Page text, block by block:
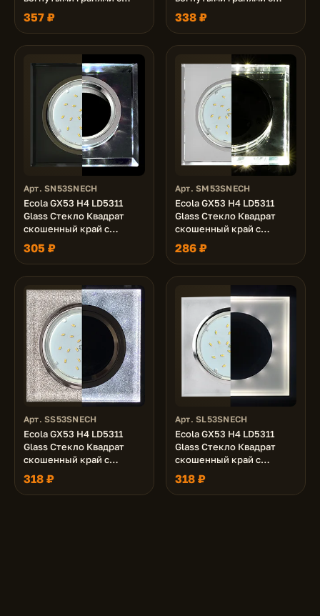
подсветкой хром -
колотый лед на черном
38x126 (к+)
357 ₽
подсветкой хром -
матовый 38x126 (к+)
338 ₽
Арт. SN53SNECH
Ecola GX53 H4 LD5311
Glass Стекло Квадрат
скошенный край с
подсветкой черный хром
- черный 38x120x120 (к+)
305 ₽
Арт. SM53SNECH
Ecola GX53 H4 LD5311
Glass Стекло Квадрат
скошенный край с
подсветкой хром - хром
(зеркальный) 38x120x120
(к+)
286 ₽
Арт. SS53SNECH
Ecola GX53 H4 LD5311
Glass Стекло Квадрат
скошенный край с
подсветкой хром -
серебряный блеск
38x120x120 (к+)
318 ₽
Арт. SL53SNECH
Ecola GX53 H4 LD5311
Glass Стекло Квадрат
скошенный край с
подсветкой хром -
матовый 38x120x120 (к+)
318 ₽